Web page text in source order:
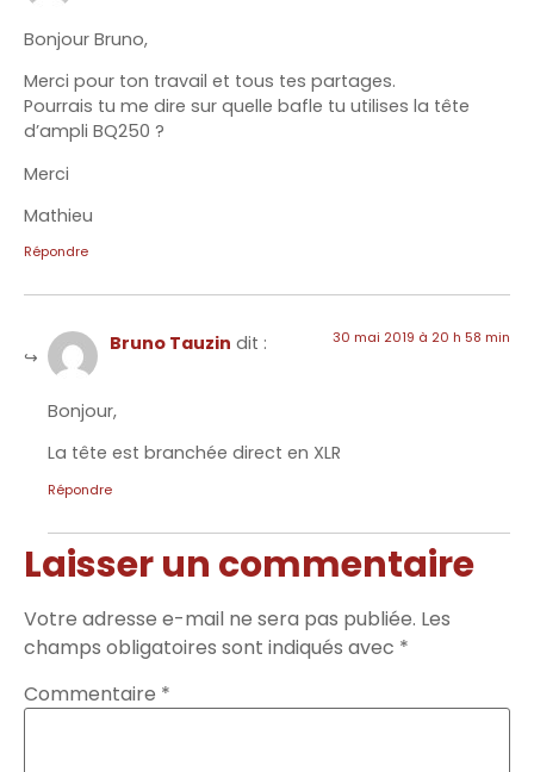
Bonjour Bruno,
Merci pour ton travail et tous tes partages.
Pourrais tu me dire sur quelle bafle tu utilises la tête
d’ampli BQ250 ?
Merci
Mathieu
Répondre
Bruno Tauzin dit : 30 mai 2019 à 20 h 58 min
Bonjour,
La tête est branchée direct en XLR
Répondre
Laisser un commentaire
Votre adresse e-mail ne sera pas publiée. Les
champs obligatoires sont indiqués avec *
Commentaire *